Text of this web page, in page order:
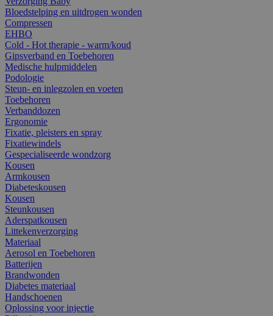
Bloedstelping en uitdrogen wonden
Compressen
EHBO
Cold - Hot therapie - warm/koud
Gipsverband en Toebehoren
Medische hulpmiddelen
Podologie
Steun- en inlegzolen en voeten
Toebehoren
Verbanddozen
Ergonomie
Fixatie, pleisters en spray
Fixatiewindels
Gespecialiseerde wondzorg
Kousen
Armkousen
Diabeteskousen
Kousen
Steunkousen
Aderspatkousen
Littekenverzorging
Materiaal
Aerosol en Toebehoren
Batterijen
Brandwonden
Diabetes materiaal
Handschoenen
Oplossing voor injectie